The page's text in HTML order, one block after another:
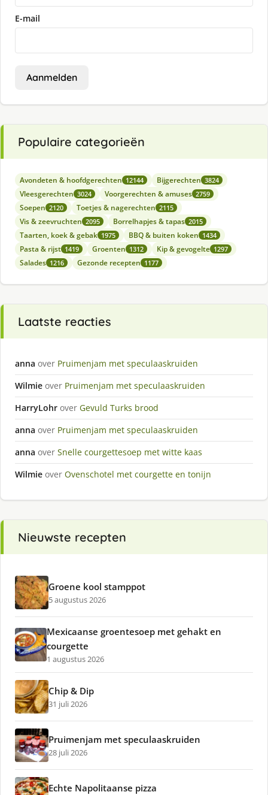
E-mail
Aanmelden
Populaire categorieën
Avondeten & hoofdgerechten 12144 Bijgerechten 3824
Vleesgerechten 3024 Voorgerechten & amuses 2759
Soepen 2120 Toetjes & nagerechten 2115
Vis & zeevruchten 2095 Borrelhapjes & tapas 2015
Taarten, koek & gebak 1975 BBQ & buiten koken 1434
Pasta & rijst 1419 Groenten 1312 Kip & gevogelte 1297
Salades 1216 Gezonde recepten 1177
Laatste reacties
anna over Pruimenjam met speculaaskruiden
Wilmie over Pruimenjam met speculaaskruiden
HarryLohr over Gevuld Turks brood
anna over Pruimenjam met speculaaskruiden
anna over Snelle courgettesoep met witte kaas
Wilmie over Ovenschotel met courgette en tonijn
Nieuwste recepten
Groene kool stamppot
5 augustus 2026
Mexicaanse groentesoep met gehakt en
courgette
1 augustus 2026
Chip & Dip
31 juli 2026
Pruimenjam met speculaaskruiden
28 juli 2026
Echte Napolitaanse pizza